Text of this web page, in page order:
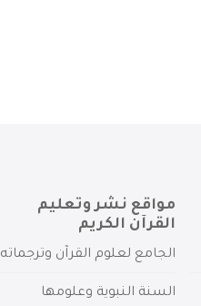
مواقع نشر وتعليم
القرآن الكريم
الجامع لعلوم القرآن وترجماته
السنة النبوية وعلومها